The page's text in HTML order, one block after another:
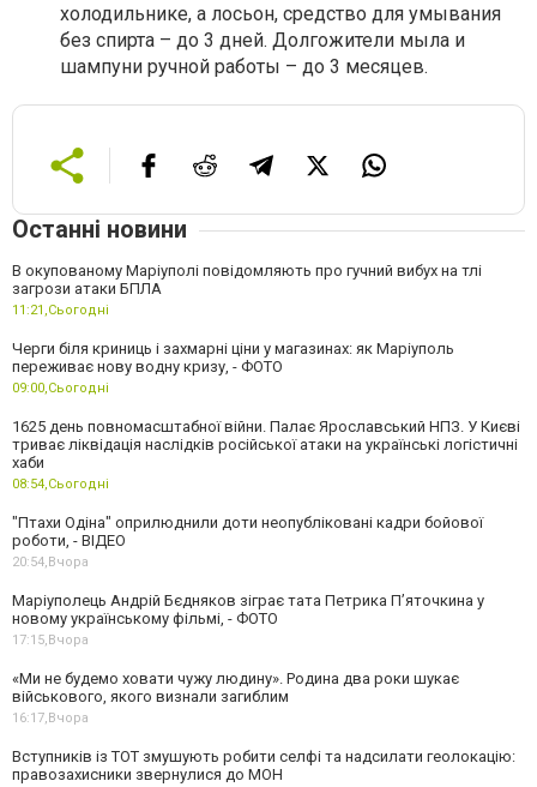
холодильнике, а лосьон, средство для умывания
без спирта – до 3 дней. Долгожители мыла и
шампуни ручной работы – до 3 месяцев.
Останні новини
В окупованому Маріуполі повідомляють про гучний вибух на тлі
загрози атаки БПЛА
11:21,Сьогодні
Черги біля криниць і захмарні ціни у магазинах: як Маріуполь
переживає нову водну кризу, - ФОТО
09:00,Сьогодні
1625 день повномасштабної війни. Палає Ярославський НПЗ. У Києві
триває ліквідація наслідків російської атаки на українські логістичні
хаби
08:54,Сьогодні
"Птахи Одіна" оприлюднили доти неопубліковані кадри бойової
роботи, - ВІДЕО
20:54,Вчора
Маріуполець Андрій Бєдняков зіграє тата Петрика П’яточкина у
новому українському фільмі, - ФОТО
17:15,Вчора
«Ми не будемо ховати чужу людину». Родина два роки шукає
військового, якого визнали загиблим
16:17,Вчора
Вступників із ТОТ змушують робити селфі та надсилати геолокацію:
правозахисники звернулися до МОН